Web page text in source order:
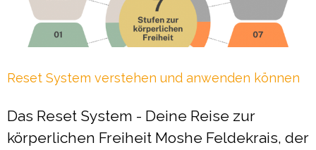
Reset System verstehen und anwenden können
Das Reset System - Deine Reise zur
körperlichen Freiheit Moshe Feldekrais, der